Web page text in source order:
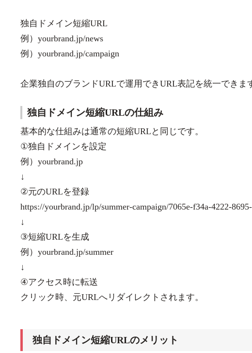
独自ドメイン短縮URL
例）yourbrand.jp/news
例）yourbrand.jp/campaign
企業独自のブランドURLで運用できURL表記を統一できま
独自ドメイン短縮URLの仕組み
基本的な仕組みは通常の短縮URLと同じです。
①独自ドメインを設定
例）yourbrand.jp
↓
②元のURLを登録
https://yourbrand.jp/lp/summer-campaign/7065e-f34a-4222-
↓
③短縮URLを生成
例）yourbrand.jp/summer
↓
④アクセス時に転送
クリック時、元URLへリダイレクトされます。
独自ドメイン短縮URLのメリット